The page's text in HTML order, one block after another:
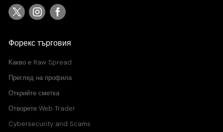
Форекс търговия
Какво е Raw Spread
Преглед на профила
Открийте сметка
Отворете Web Trader
Cybersecurity and Scams